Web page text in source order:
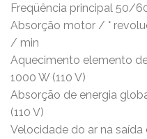
Freqüência principal 50/
Absorção motor / °
/ min
Aquecimento elemento
1000 W (110 V)
Absorção de energia
(110 V)
Velocidade do ar na